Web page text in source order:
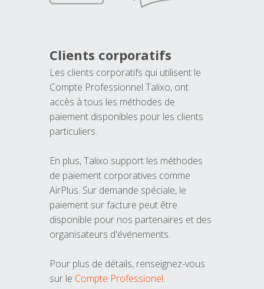
Clients corporatifs
Les clients corporatifs qui utilisent le
Compte Professionnel Talixo, ont
accès à tous les méthodes de
paiement disponibles pour les clients
particuliers.
En plus, Talixo support les méthodes
de paiement corporatives comme
AirPlus. Sur demande spéciale, le
paiement sur facture peut être
disponible pour nos partenaires et des
organisateurs d'événements.
Pour plus de détails, renseignez-vous
sur le Compte Professionel.